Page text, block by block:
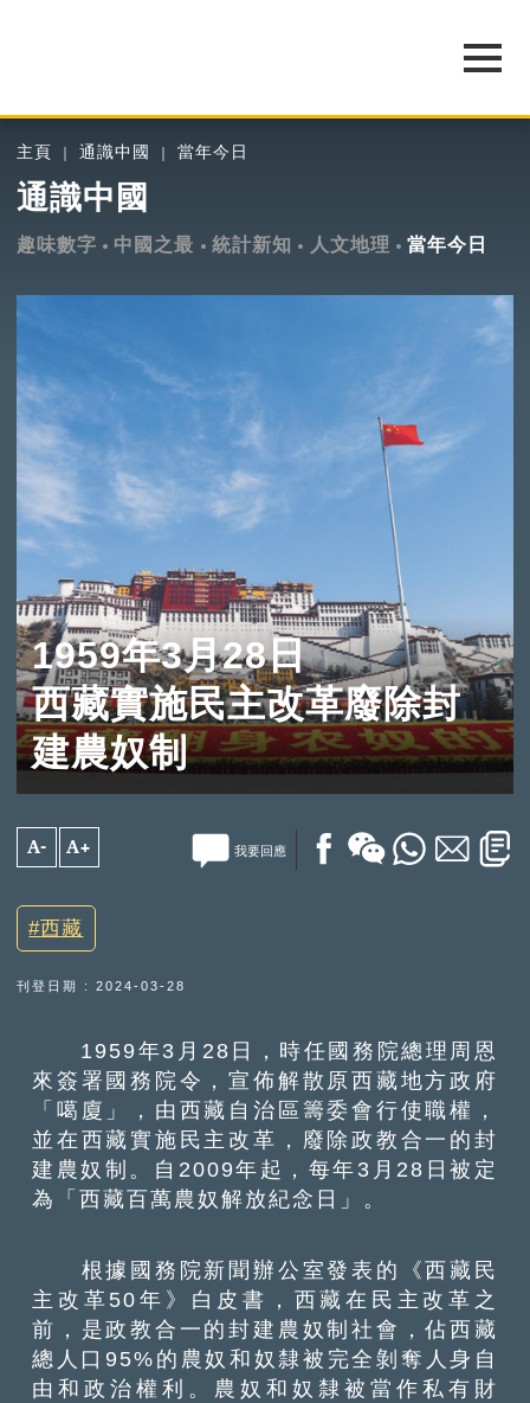
主頁 通識中國 當年今日
通識中國
趣味數字 中國之最 統計新知 人文地理 當年今日
1959年3月28日
西藏實施民主改革廢除封
建農奴制
A- A+ 我要回應
西藏
刊登日期 : 2024-03-28
1959年3月28日，時任國務院總理周恩
來簽署國務院令，宣佈解散原西藏地方政府
「噶廈」，由西藏自治區籌委會行使職權，
並在西藏實施民主改革，廢除政教合一的封
建農奴制。自2009年起，每年3月28日被定
為「西藏百萬農奴解放紀念日」。
根據國務院新聞辦公室發表的《西藏民
主改革50年》白皮書，西藏在民主改革之
前，是政教合一的封建農奴制社會，佔西藏
總人口95%的農奴和奴隸被完全剝奪人身自
由和政治權利。農奴和奴隸被當作私有財